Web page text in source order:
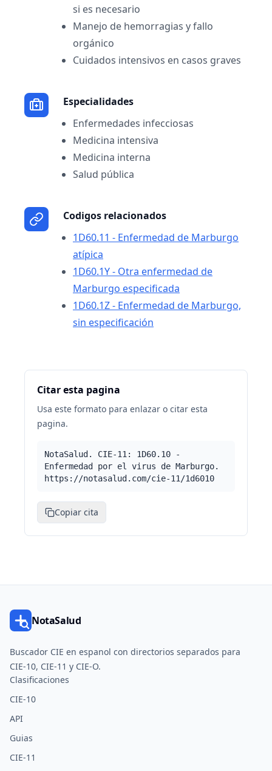
si es necesario
Manejo de hemorragias y fallo
orgánico
Cuidados intensivos en casos graves
Especialidades
Enfermedades infecciosas
Medicina intensiva
Medicina interna
Salud pública
Codigos relacionados
1D60.11 - Enfermedad de Marburgo
atípica
1D60.1Y - Otra enfermedad de
Marburgo especificada
1D60.1Z - Enfermedad de Marburgo,
sin especificación
Citar esta pagina
Usa este formato para enlazar o citar esta
pagina.
NotaSalud. CIE-11: 1D60.10 -
Enfermedad por el virus de Marburgo.
https://notasalud.com/cie-11/1d6010
Copiar cita
NotaSalud
Buscador CIE en espanol con directorios separados para
CIE-10, CIE-11 y CIE-O.
Clasificaciones
CIE-10
API
Guias
CIE-11